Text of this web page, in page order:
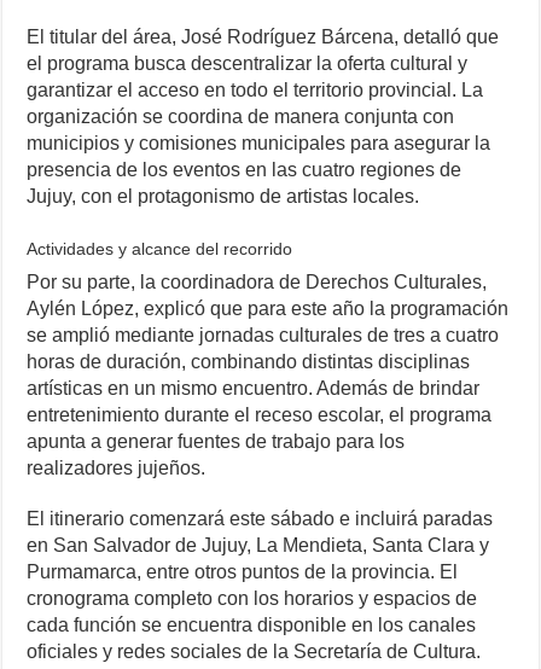
El titular del área, José Rodríguez Bárcena, detalló que
el programa busca descentralizar la oferta cultural y
garantizar el acceso en todo el territorio provincial. La
organización se coordina de manera conjunta con
municipios y comisiones municipales para asegurar la
presencia de los eventos en las cuatro regiones de
Jujuy, con el protagonismo de artistas locales.
Actividades y alcance del recorrido
Por su parte, la coordinadora de Derechos Culturales,
Aylén López, explicó que para este año la programación
se amplió mediante jornadas culturales de tres a cuatro
horas de duración, combinando distintas disciplinas
artísticas en un mismo encuentro. Además de brindar
entretenimiento durante el receso escolar, el programa
apunta a generar fuentes de trabajo para los
realizadores jujeños.
El itinerario comenzará este sábado e incluirá paradas
en San Salvador de Jujuy, La Mendieta, Santa Clara y
Purmamarca, entre otros puntos de la provincia. El
cronograma completo con los horarios y espacios de
cada función se encuentra disponible en los canales
oficiales y redes sociales de la Secretaría de Cultura.